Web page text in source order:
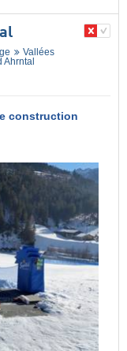
Vallées
Ahrntal
construction